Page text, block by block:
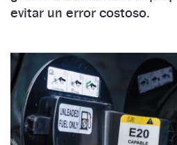
evitar un error costoso.